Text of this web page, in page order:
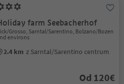
farm Seebacherhof
Grosso, Sarntal/Sarentino, Bolzano/Bozen
environs
2.4 km z Sarntal/Sarentino centrum
Od 120€